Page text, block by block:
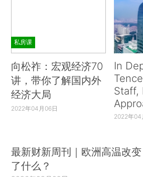
私房课
向松祚：宏观经济70
讲，带你了解国内外
经济大局
2022年04月06日
In
Staff,
2022年04
最新财新周刊｜欧洲高温改变
了什么？